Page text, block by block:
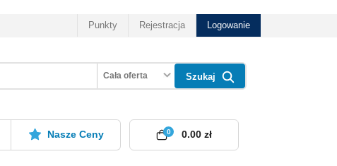
Punkty Rejestracja Logowanie
Cała oferta Szukaj
Nasze Ceny 0
0.00 zł